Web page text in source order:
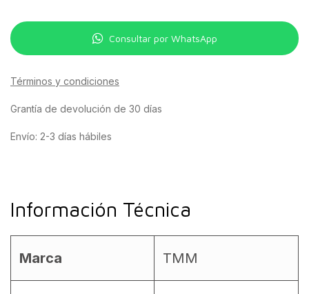
Consultar por WhatsApp
Términos y condiciones
Grantía de devolución de 30 días
Envío: 2-3 días hábiles
Información Técnica
Marca TMM